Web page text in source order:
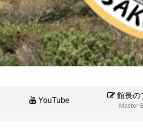
YouTube
館長の
Master